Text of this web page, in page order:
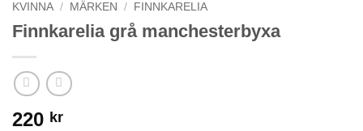
KVINNA / MÄRKEN / FINNKARELIA
Finnkarelia grå manchesterbyxa
220 kr